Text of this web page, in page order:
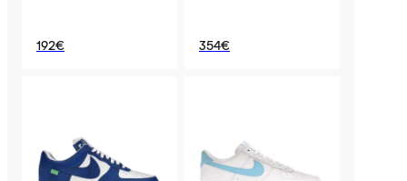
192€ 354€